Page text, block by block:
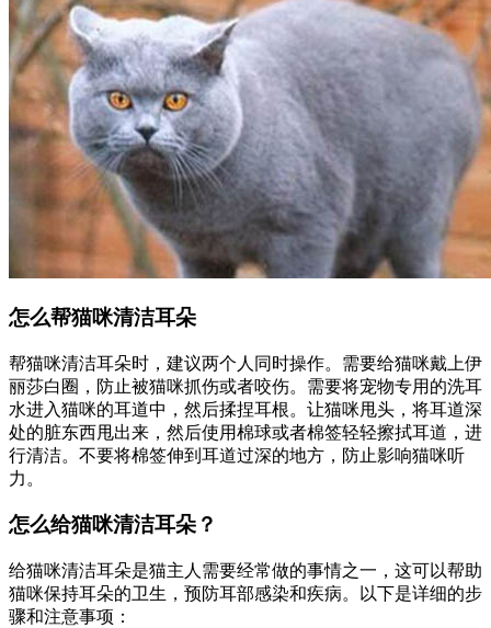
怎么帮猫咪清洁耳朵
帮猫咪清洁耳朵时，建议两个人同时操作。需要给猫咪戴上伊
丽莎白圈，防止被猫咪抓伤或者咬伤。需要将宠物专用的洗耳
水进入猫咪的耳道中，然后揉捏耳根。让猫咪甩头，将耳道深
处的脏东西甩出来，然后使用棉球或者棉签轻轻擦拭耳道，进
行清洁。不要将棉签伸到耳道过深的地方，防止影响猫咪听
力。
怎么给猫咪清洁耳朵？
给猫咪清洁耳朵是猫主人需要经常做的事情之一，这可以帮助
猫咪保持耳朵的卫生，预防耳部感染和疾病。以下是详细的步
骤和注意事项：